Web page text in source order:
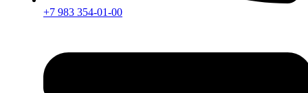
+7 983 354-01-00